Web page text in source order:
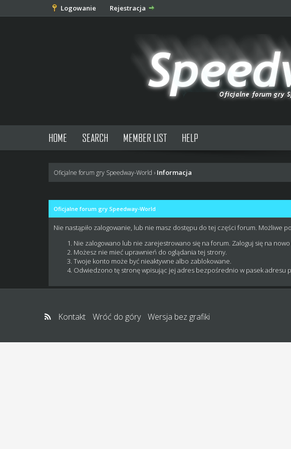
Logowanie Rejestracja
HOME SEARCH MEMBER LIST HELP
Oficjalne forum gry Speedway-World › Informacja
Oficjalne forum gry Speedway-World
Nie nastąpiło zalogowanie, lub nie masz dostępu do tej części forum. Możliwe
Nie zalogowano lub nie zarejestrowano się na forum. Zaloguj się na
Możesz nie mieć uprawnień do oglądania tej strony.
Twoje konto może być nieaktywne albo zablokowane.
Odwiedzono tę stronę wpisując jej adres bezpośrednio w pasek
Kontakt Wróć do góry Wersja bez grafiki